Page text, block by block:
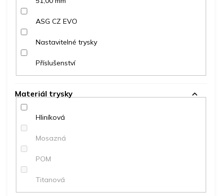
ASG CZ EVO
Nastavitelné trysky
Příslušenství
Materiál trysky
Hliníková
Mosazná
POM
Titanová